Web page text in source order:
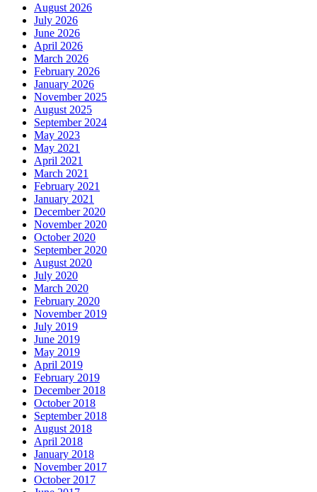
August 2026
July 2026
June 2026
April 2026
March 2026
February 2026
January 2026
November 2025
August 2025
September 2024
May 2023
May 2021
April 2021
March 2021
February 2021
January 2021
December 2020
November 2020
October 2020
September 2020
August 2020
July 2020
March 2020
February 2020
November 2019
July 2019
June 2019
May 2019
April 2019
February 2019
December 2018
October 2018
September 2018
August 2018
April 2018
January 2018
November 2017
October 2017